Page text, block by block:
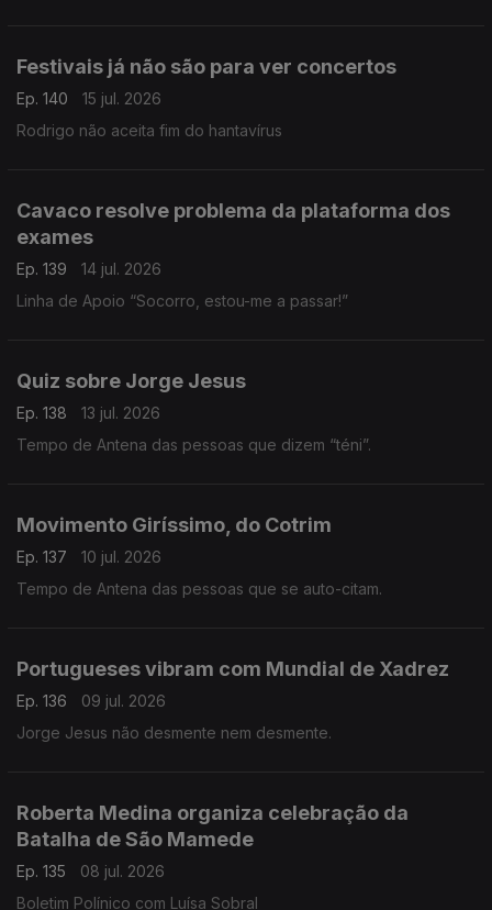
Festivais já não são para ver concertos
Ep. 140
15 jul. 2026
Rodrigo não aceita fim do hantavírus
Cavaco resolve problema da plataforma dos
exames
Ep. 139
14 jul. 2026
Linha de Apoio “Socorro, estou-me a passar!”
Quiz sobre Jorge Jesus
Ep. 138
13 jul. 2026
Tempo de Antena das pessoas que dizem “téni”.
Movimento Giríssimo, do Cotrim
Ep. 137
10 jul. 2026
Tempo de Antena das pessoas que se auto-citam.
Portugueses vibram com Mundial de Xadrez
Ep. 136
09 jul. 2026
Jorge Jesus não desmente nem desmente.
Roberta Medina organiza celebração da
Batalha de São Mamede
Ep. 135
08 jul. 2026
Boletim Polínico com Luísa Sobral